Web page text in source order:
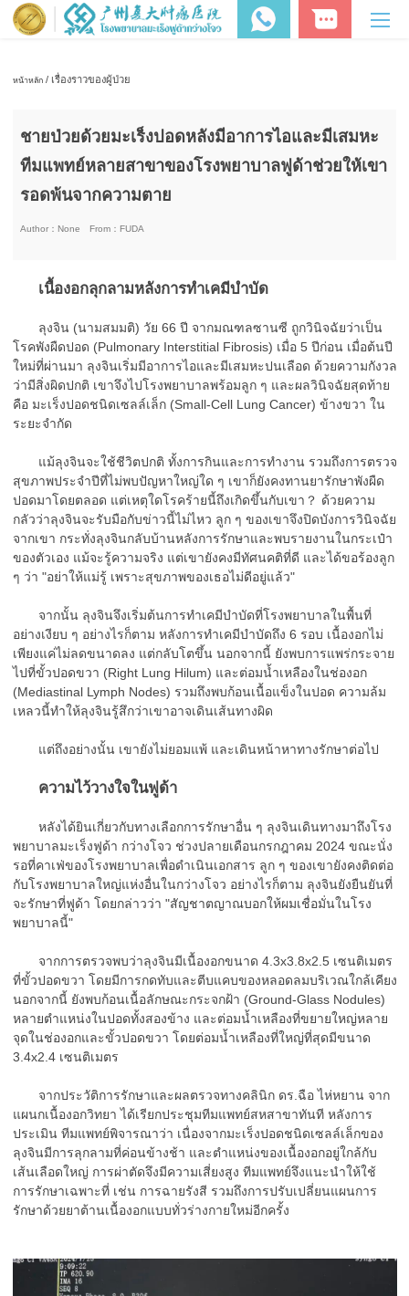
หน้าหลัก/ เรื่องราวของผู้ป่วย
ชายป่วยด้วยมะเร็งปอดหลังมีอาการไอและมีเสมหะ
ทีมแพทย์หลายสาขาของโรงพยาบาลฟูด้าช่วยให้เขา
รอดพ้นจากความตาย
Author： None From： FUDA
เนื้องอกลุกลามหลังการทำเคมีบำบัด
ลุงจิน (นามสมมติ) วัย 66 ปี จากมณฑลซานซี ถูกวินิจฉัยว่าเป็น
โรคพังผืดปอด (Pulmonary Interstitial Fibrosis) เมื่อ 5 ปีก่อน เมื่อต้นปี
ใหม่ที่ผ่านมา ลุงจินเริ่มมีอาการไอและมีเสมหะปนเลือด ด้วยความกังวล
ว่ามีสิ่งผิดปกติ เขาจึงไปโรงพยาบาลพร้อมลูก ๆ และผลวินิจฉัยสุดท้าย
คือ มะเร็งปอดชนิดเซลล์เล็ก (Small-Cell Lung Cancer) ข้างขวา ใน
ระยะจำกัด
แม้ลุงจินจะใช้ชีวิตปกติ ทั้งการกินและการทำงาน รวมถึงการตรวจ
สุขภาพประจำปีที่ไม่พบปัญหาใหญ่ใด ๆ เขาก็ยังคงทานยารักษาพังผืด
ปอดมาโดยตลอด แต่เหตุใดโรคร้ายนี้ถึงเกิดขึ้นกับเขา？ ด้วยความ
กลัวว่าลุงจินจะรับมือกับข่าวนี้ไม่ไหว ลูก ๆ ของเขาจึงปิดบังการวินิจฉัย
จากเขา กระทั่งลุงจินกลับบ้านหลังการรักษาและพบรายงานในกระเป๋า
ของตัวเอง แม้จะรู้ความจริง แต่เขายังคงมีทัศนคติที่ดี และได้ขอร้องลูก
ๆ ว่า "อย่าให้แม่รู้ เพราะสุขภาพของเธอไม่ดีอยู่แล้ว"
จากนั้น ลุงจินจึงเริ่มต้นการทำเคมีบำบัดที่โรงพยาบาลในพื้นที่
อย่างเงียบ ๆ อย่างไรก็ตาม หลังการทำเคมีบำบัดถึง 6 รอบ เนื้องอกไม่
เพียงแค่ไม่ลดขนาดลง แต่กลับโตขึ้น นอกจากนี้ ยังพบการแพร่กระจาย
ไปที่ขั้วปอดขวา (Right Lung Hilum) และต่อมน้ำเหลืองในช่องอก
(Mediastinal Lymph Nodes) รวมถึงพบก้อนเนื้อแข็งในปอด ความล้ม
เหลวนี้ทำให้ลุงจินรู้สึกว่าเขาอาจเดินเส้นทางผิด
แต่ถึงอย่างนั้น เขายังไม่ยอมแพ้ และเดินหน้าหาทางรักษาต่อไป
ความไว้วางใจในฟูด้า
หลังได้ยินเกี่ยวกับทางเลือกการรักษาอื่น ๆ ลุงจินเดินทางมาถึงโรง
พยาบาลมะเร็งฟูด้า กว่างโจว ช่วงปลายเดือนกรกฎาคม 2024 ขณะนั่ง
รอที่คาเฟ่ของโรงพยาบาลเพื่อดำเนินเอกสาร ลูก ๆ ของเขายังคงติดต่อ
กับโรงพยาบาลใหญ่แห่งอื่นในกว่างโจว อย่างไรก็ตาม ลุงจินยังยืนยันที่
จะรักษาที่ฟูด้า โดยกล่าวว่า "สัญชาตญาณบอกให้ผมเชื่อมั่นในโรง
พยาบาลนี้"
จากการตรวจพบว่าลุงจินมีเนื้องอกขนาด 4.3x3.8x2.5 เซนติเมตร
ที่ขั้วปอดขวา โดยมีการกดทับและตีบแคบของหลอดลมบริเวณใกล้เคียง
นอกจากนี้ ยังพบก้อนเนื้อลักษณะกระจกฝ้า (Ground-Glass Nodules)
หลายตำแหน่งในปอดทั้งสองข้าง และต่อมน้ำเหลืองที่ขยายใหญ่หลาย
จุดในช่องอกและขั้วปอดขวา โดยต่อมน้ำเหลืองที่ใหญ่ที่สุดมีขนาด
3.4x2.4 เซนติเมตร
จากประวัติการรักษาและผลตรวจทางคลินิก ดร.ฉือ ไห่หยาน จาก
แผนกเนื้องอกวิทยา ได้เรียกประชุมทีมแพทย์สหสาขาทันที หลังการ
ประเมิน ทีมแพทย์พิจารณาว่า เนื่องจากมะเร็งปอดชนิดเซลล์เล็กของ
ลุงจินมีการลุกลามที่ค่อนข้างช้า และตำแหน่งของเนื้องอกอยู่ใกล้กับ
เส้นเลือดใหญ่ การผ่าตัดจึงมีความเสี่ยงสูง ทีมแพทย์จึงแนะนำให้ใช้
การรักษาเฉพาะที่ เช่น การฉายรังสี รวมถึงการปรับเปลี่ยนแผนการ
รักษาด้วยยาต้านเนื้องอกแบบทั่วร่างกายใหม่อีกครั้ง